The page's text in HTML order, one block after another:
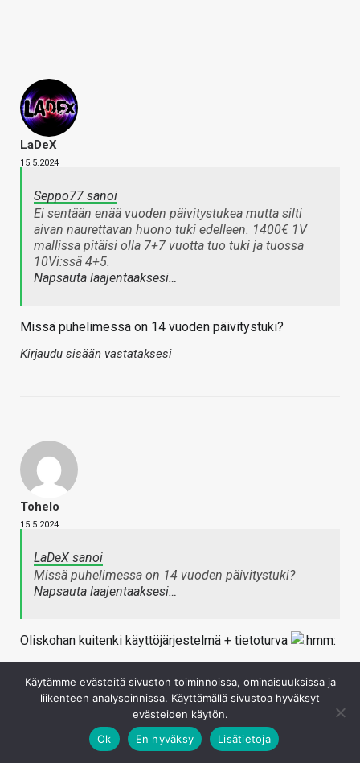
LaDeX
15.5.2024
Seppo77 sanoi
Ei sentään enää vuoden päivitystukea mutta silti
aivan naurettavan huono tuki edelleen. 1400€ 1V
mallissa pitäisi olla 7+7 vuotta tuo tuki ja tuossa
10Vi:ssä 4+5.
Napsauta laajentaaksesi…
Missä puhelimessa on 14 vuoden päivitystuki?
Kirjaudu sisään vastataksesi
Tohelo
15.5.2024
LaDeX sanoi
Missä puhelimessa on 14 vuoden päivitystuki?
Napsauta laajentaaksesi…
Oliskohan kuitenki käyttöjärjestelmä + tietoturva
Käytämme evästeitä sivuston toiminnoissa, ominaisuuksissa ja
liikenteen analysoinnissa. Käyttämällä sivustoa hyväksyt
evästeiden käytön.
Ok
En hyväksy Lisätietoja